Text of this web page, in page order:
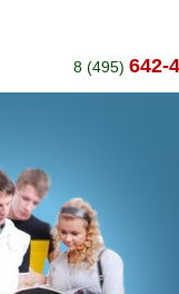
8 (495) 642-